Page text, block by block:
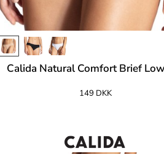
Calida Natural Comfort Brief
149 DKK